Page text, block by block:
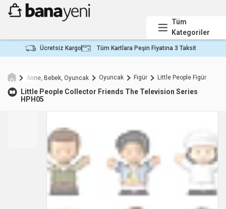
Tüm
Kategoriler
Ücretsiz Kargo Tüm Kartlara Peşin Fiyatına 3 Taksit
Anne, Bebek, Oyuncak Oyuncak Figür Little People Figür
Little People Collector Friends The Television Series
HPH05